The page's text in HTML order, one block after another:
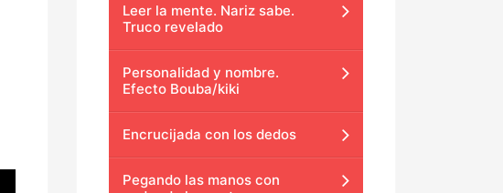
Leer la mente. Nariz sabe.
Truco revelado
Personalidad y nombre.
Efecto Bouba/kiki
Encrucijada con los dedos
Pegando las manos con